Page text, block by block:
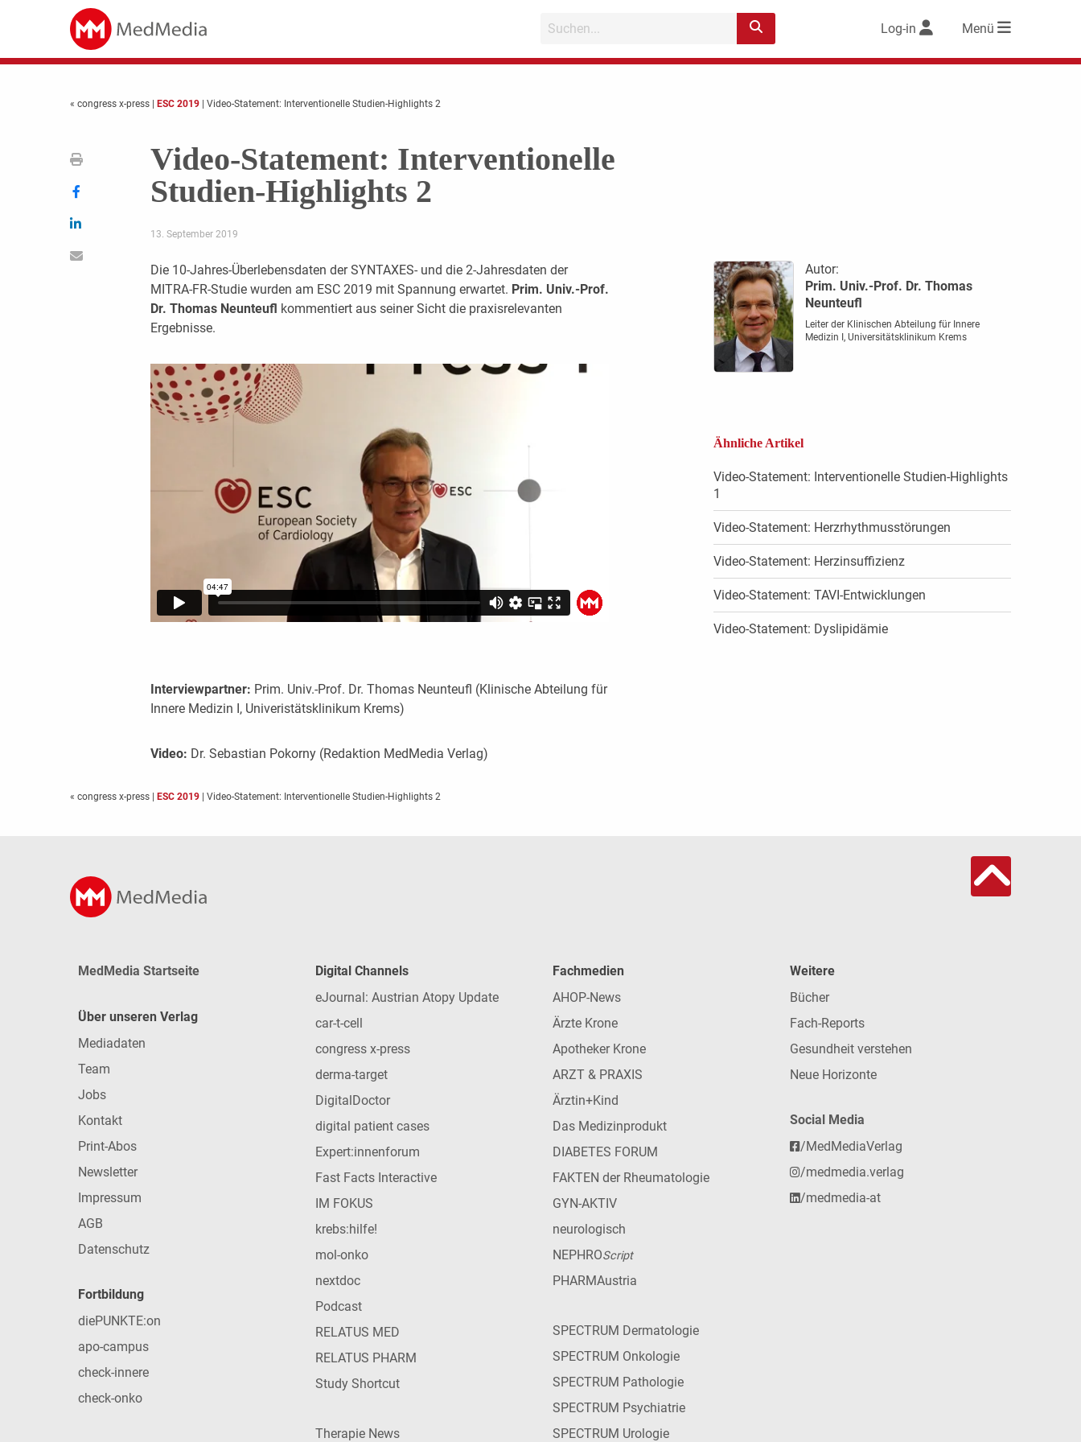
Log-in Menü
« congress x-press ESC 2019 | Video-Statement: Interventionelle Studien-Highlights 2
Video-Statement: Interventionelle
Studien-Highlights 2
13. September 2019
Die 10-Jahres-Überlebensdaten der SYNTAXES- und die 2-Jahresdaten der
MITRA-FR-Studie wurden am ESC 2019 mit Spannung erwartet. Prim. Univ.-Prof.
Dr. Thomas Neunteufl kommentiert aus seiner Sicht die praxisrelevanten
Ergebnisse.
Interviewpartner: Prim. Univ.-Prof. Dr. Thomas Neunteufl (Klinische Abteilung für
Innere Medizin I, Univeristätsklinikum Krems)
Video: Dr. Sebastian Pokorny (Redaktion MedMedia Verlag)
Autor:
Prim. Univ.-Prof. Dr. Thomas
Neunteufl
Leiter der Klinischen Abteilung für Innere
Medizin I, Universitätsklinikum Krems
Ähnliche Artikel
Video-Statement: Interventionelle Studien-Highlights
1
Video-Statement: Herzrhythmusstörungen
Video-Statement: Herzinsuffizienz
Video-Statement: TAVI-Entwicklungen
Video-Statement: Dyslipidämie
« congress x-press | ESC 2019 | Video-Statement: Interventionelle Studien-Highlights 2
MedMedia Startseite
Über unseren Verlag
Mediadaten
Team
Jobs
Kontakt
Print-Abos
Newsletter
Impressum
AGB
Datenschutz
Fortbildung
diePUNKTE:on
apo-campus
check-innere
check-onko
Digital Channels
eJournal: Austrian Atopy Update
car-t-cell
congress x-press
derma-target
DigitalDoctor
digital patient cases
Expert:innenforum
Fast Facts Interactive
IM FOKUS
krebs:hilfe!
mol-onko
nextdoc
Podcast
RELATUS MED
RELATUS PHARM
Study Shortcut
Therapie News
Fachmedien
AHOP-News
Ärzte Krone
Apotheker Krone
ARZT & PRAXIS
Ärztin+Kind
Das Medizinprodukt
DIABETES FORUM
FAKTEN der Rheumatologie
GYN-AKTIV
neurologisch
NEPHROScript
PHARMAustria
SPECTRUM Dermatologie
SPECTRUM Onkologie
SPECTRUM Pathologie
SPECTRUM Psychiatrie
SPECTRUM Urologie
Weitere
Bücher
Fach-Reports
Gesundheit verstehen
Neue Horizonte
Social Media
/MedMediaVerlag
/medmedia.verlag
/medmedia-at